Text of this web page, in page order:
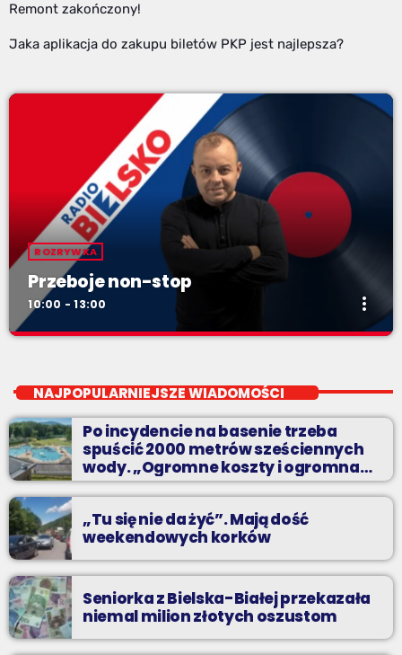
Remont zakończony!
Jaka aplikacja do zakupu biletów PKP jest najlepsza?
ROZRYWKA
Przeboje non-stop
10:00 - 13:00 more_vert
Najlepsze pasmo towarzyszące na Podbeskidziu! Konkursy,
akcje radiowe, rozmowy i oczywiście - starannie
wyselekcjonowane przeboje non-stop!
NAJPOPULARNIEJSZE WIADOMOŚCI
Po incydencie na basenie trzeba
spuścić 2000 metrów sześciennych
wody. „Ogromne koszty i ogromna
praca”
„Tu się nie da żyć”. Mają dość
weekendowych korków
Seniorka z Bielska-Białej przekazała
niemal milion złotych oszustom